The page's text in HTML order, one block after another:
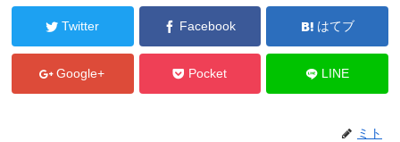
Twitter Facebook はてブ
Google+ Pocket LINE
ミト